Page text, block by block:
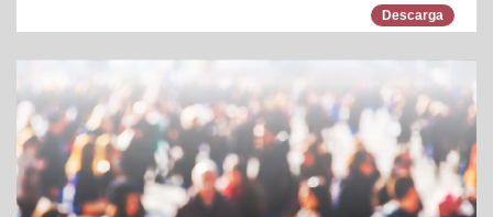
Descarga